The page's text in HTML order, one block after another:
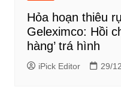
Hỏa hoạn thiêu
Geleximco: Hồi
hàng’ trá hình
iPick Editor 29/